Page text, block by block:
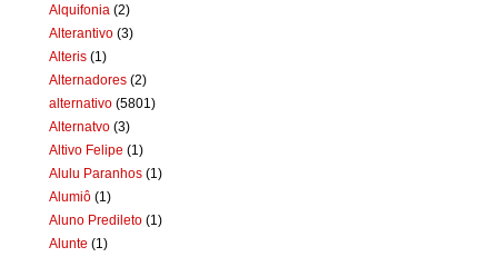
Alquifonia (2)
Alterantivo (3)
Alteris (1)
Alternadores (2)
alternativo (5801)
Alternatvo (3)
Altivo Felipe (1)
Alulu Paranhos (1)
Alumiô (1)
Aluno Predileto (1)
Alunte (1)